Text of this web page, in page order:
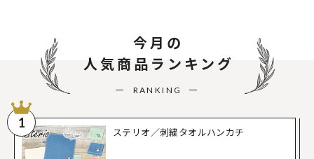
今月の
人気商品ランキング
RANKING
1
ステリオ／刺繍タオルハンカチ